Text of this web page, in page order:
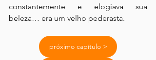
constantemente e elogiava sua
beleza… era um velho pederasta.
próximo capítulo >